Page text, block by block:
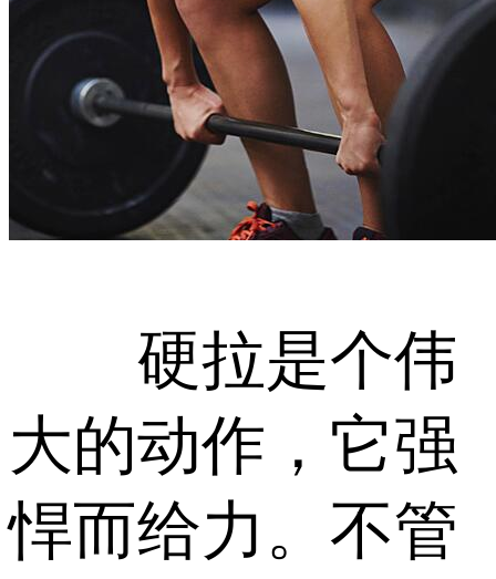
硬拉是个伟
大的动作，它强
悍而给力。不管